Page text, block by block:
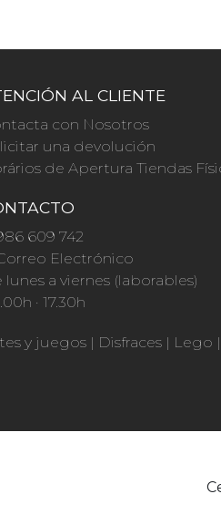
AL CLIENTE
con Nosotros
una devolución
de Apertura Tiendas
609 742
Electrónico
lunes a viernes (laborables)
· 17.30h
y juegos | Disfraces | Lego |